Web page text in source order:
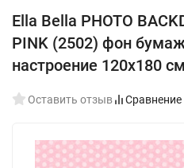
Ella Bella PHOTO
PINK (2502) фон
настроение 120х180 см
Оставить отзыв Сравнение